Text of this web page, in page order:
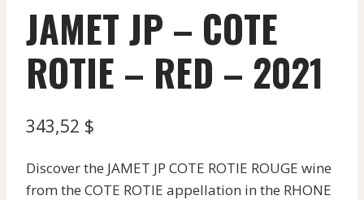
JAMET JP – COTE
ROTIE – RED – 2021
343,52 $
Discover the JAMET JP COTE ROTIE ROUGE wine
from the COTE ROTIE appellation in the RHONE